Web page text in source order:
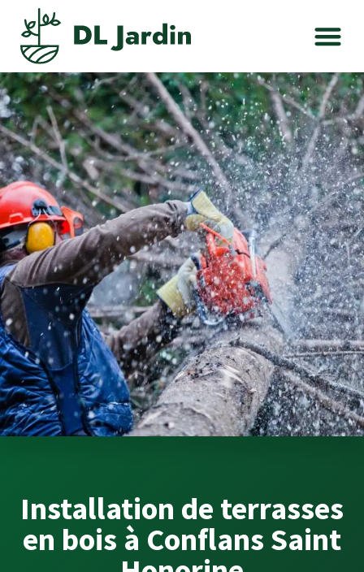
Installation de terrasses
en bois à Conflans Saint